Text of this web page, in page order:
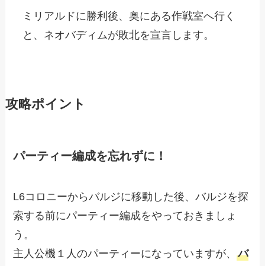
ミリアルドに勝利後、奥にある作戦室へ行く
と、ネオバディムが敗北を宣言します。
攻略ポイント
パーティー編成を忘れずに！
L6コロニーからバルジに移動した後、バルジを探
索する前にパーティー編成をやっておきましょ
う。
主人公機１人のパーティーになっていますが、バ